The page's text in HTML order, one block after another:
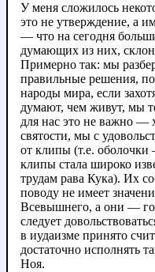
У меня сложилось
это не утверждение, а
— что на сегодня
думающих из них,
Примерно так: мы
правильные решения,
народы мира, если
думают, чем живут, мы
для нас это не важно —
святости, мы с
от клипы (т.е. оболочки
клипы стала широко
трудам рава Кука). Их
поводу не имеет
Всевышнего, а они —
следует
в иудаизме принято
достаточно исполнять
Ноя.